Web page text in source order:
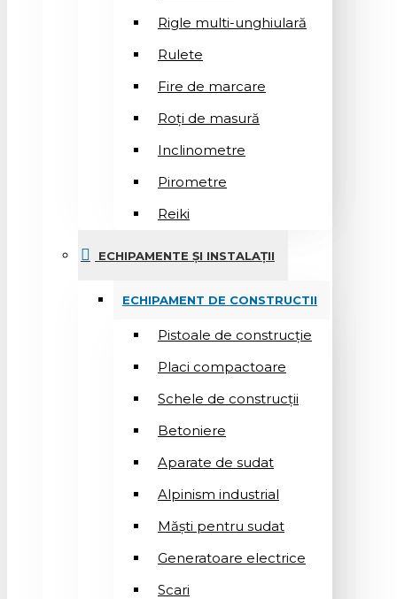
Rigle multi-unghiulară
Rulete
Fire de marcare
Roți de masură
Inclinometre
Pirometre
Reiki
ECHIPAMENTE ȘI INSTALAȚII
ECHIPAMENT DE CONSTRUCTII
Pistoale de construcție
Placi compactoare
Schele de construcții
Betoniere
Aparate de sudat
Alpinism industrial
Măști pentru sudat
Generatoare electrice
Scari